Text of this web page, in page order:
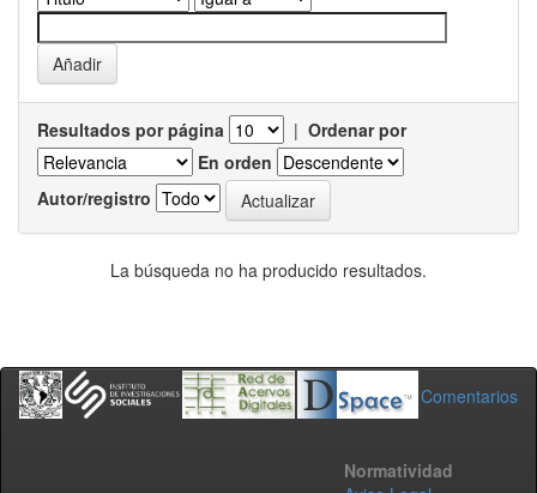
Resultados por página | Ordenar por
En orden
Autor/registro
La búsqueda no ha producido resultados.
Comentarios
Normatividad